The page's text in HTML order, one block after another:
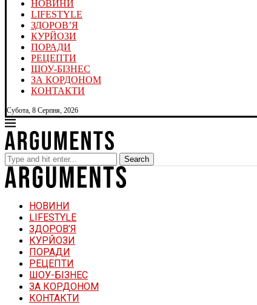
НОВИНИ
LIFESTYLE
ЗДОРОВ’Я
КУРЙОЗИ
ПОРАДИ
РЕЦЕПТИ
ШОУ-БІЗНЕС
ЗА КОРДОНОМ
КОНТАКТИ
Субота, 8 Серпня, 2026
Search
НОВИНИ
LIFESTYLE
ЗДОРОВ’Я
КУРЙОЗИ
ПОРАДИ
РЕЦЕПТИ
ШОУ-БІЗНЕС
ЗА КОРДОНОМ
КОНТАКТИ